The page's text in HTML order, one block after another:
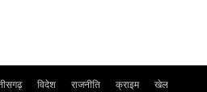
विदेश राजनीति क्राइम खेल